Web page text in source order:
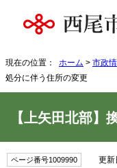
現在の位置： ホーム > 市政
処分に伴う住所の変更
【上矢田北部】
ページ番号1009990 更新